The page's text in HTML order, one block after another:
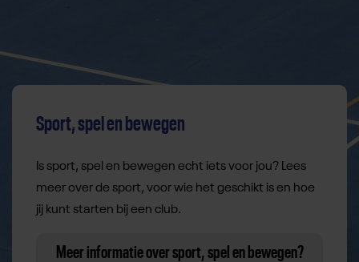
Sport, spel en bewegen
Is sport, spel en bewegen echt iets voor jou? Lees
meer over de sport, voor wie het geschikt is en hoe
jij kunt starten bij een club.
Meer informatie over sport, spel en bewegen?